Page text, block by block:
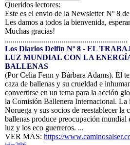
Queridos lectores:
Este es el envio de la NewsletterNº 8 de
Les damos a todos la bienvenida,
Muchas gracias!
...............................................................
Los Diarios Delfín Nº 8 - EL
LUZ MUNDIAL CON LA
BALLENAS
(Por Celia Fenn y Bárbara Adams). El
caza de ballenas y su crueldad e
convertirse en un tema para la acción
la Comisión Ballenera Internacional. La
Noruega y sus socios de reestablecer la
ballenas produce preocupación mundial
luz y los eco guerreros. ...
VER MAS: https://